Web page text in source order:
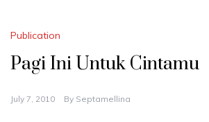
Publication
Pagi Ini Untuk Cintamu
July 7, 2010 By Septamellina